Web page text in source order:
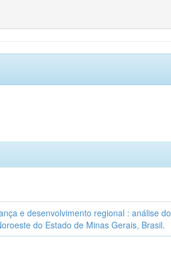
e desenvolvimento regional : análise do
do Estado de Minas Gerais, Brasil.